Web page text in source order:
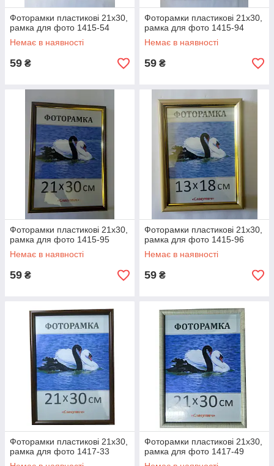
Фоторамки пластикові 21х30,
рамка для фото 1415-54
Немає в наявності
59 ₴
Фоторамки пластикові 21х30,
рамка для фото 1415-94
Немає в наявності
59 ₴
Фоторамки пластикові 21х30,
рамка для фото 1415-95
Немає в наявності
59 ₴
Фоторамки пластикові 21х30,
рамка для фото 1415-96
Немає в наявності
59 ₴
Фоторамки пластикові 21х30,
рамка для фото 1417-33
Фоторамки пластикові 21х30,
рамка для фото 1417-49